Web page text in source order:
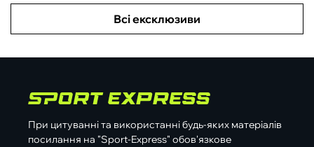
Всі ексклюзиви
При цитуванні та використанні будь-яких матеріалів
посилання на "Sport-Express" обов'язкове